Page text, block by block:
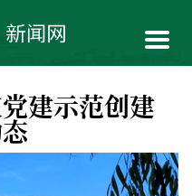
建示范创建